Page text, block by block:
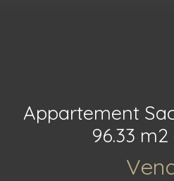
Appartement
96.33